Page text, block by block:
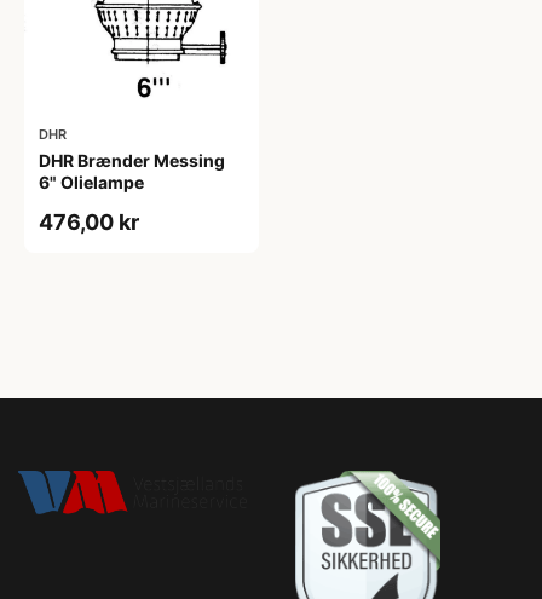
DHR
DHR Brænder Messing
6" Olielampe
476,00 kr